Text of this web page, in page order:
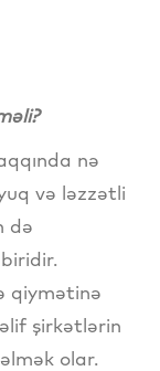
nə
və ləzzətli
də
qiymətinə
şirkətlərin
olar.